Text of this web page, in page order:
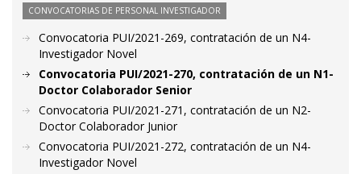
CONVOCATORIAS DE PERSONAL INVESTIGADOR
Convocatoria PUI/2021-269, contratación de un N4-
Investigador Novel
Convocatoria PUI/2021-270, contratación de un N1-
Doctor Colaborador Senior
Convocatoria PUI/2021-271, contratación de un N2-
Doctor Colaborador Junior
Convocatoria PUI/2021-272, contratación de un N4-
Investigador Novel